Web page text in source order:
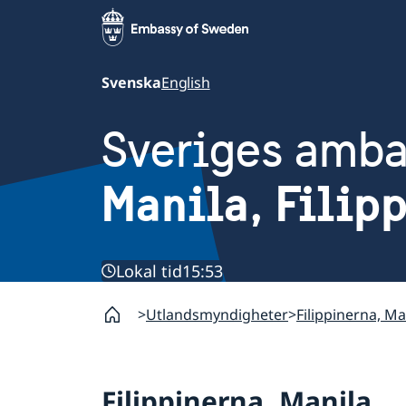
SvenskaEnglish
Sveriges
Manila,
Lokal tid15:53
Utlandsmyndigheter Filippinerna,